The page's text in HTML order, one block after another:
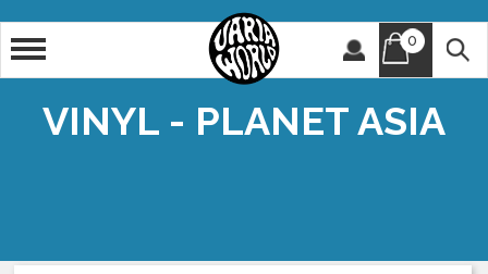
0
VINYL - PLANET ASIA